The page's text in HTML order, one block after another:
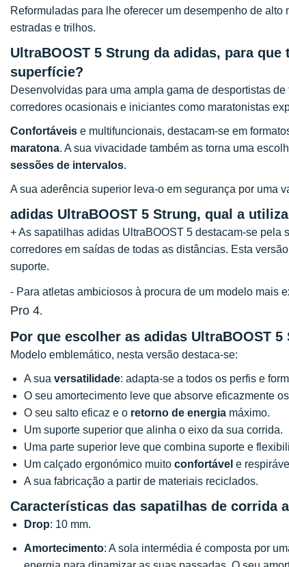
Reformuladas para lhe oferecer um desempenho de
estradas e trilhos.
UltraBOOST 5 Strung da adidas, para
superfície?
Desenvolvidas para uma ampla gama de desportistas
corredores ocasionais e iniciantes como maratonistas
Confortáveis e multifuncionais, destacam-se em
maratona. A sua vivacidade também as torna uma
sessões de intervalos.
A sua aderência superior leva-o em segurança por uma
adidas UltraBOOST 5 Strung, qual a
+ As sapatilhas adidas UltraBOOST 5 destacam-se
corredores em saídas de todas as distâncias. Esta versão
suporte.
- Para atletas ambiciosos à procura de um modelo mais
Pro 4.
Por que escolher as adidas UltraBOOST 5
Modelo emblemático, nesta versão destaca-se:
A sua versatilidade: adapta-se a todos os perfis e
O seu amortecimento leve que absorve eficazmente
O seu salto eficaz e o retorno de energia máximo.
Um suporte superior que alinha o eixo da sua corrida.
Uma parte superior leve que combina suporte e
Um calçado ergonómico muito confortável e
A sua fabricação a partir de materiais reciclados.
Características das sapatilhas de corrida
Drop: 10 mm.
Amortecimento: A sola intermédia é composta por